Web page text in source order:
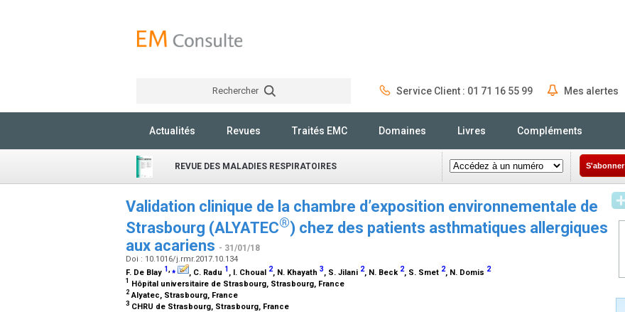
Rechercher Service Client : 01 71 16 55 99 Mes alertes
Actualités Revues Traités EMC Domaines Livres Compléments
REVUE DES MALADIES RESPIRATOIRES S'abonner
Validation clinique de la chambre d’exposition environnementale de
Strasbourg (ALYATEC®) chez des patients asthmatiques allergiques
aux acariens - 31/01/18
Doi : 10.1016/j.rmr.2017.10.134
F. De Blay 1 ,⁎ , C. Radu 1 , I. Choual 2, N. Khayath 3, S. Jilani 2, N. Beck 2, S. Smet 2, N. Domis 2
1 Hôpital universitaire de Strasbourg, Strasbourg, France
2 Alyatec, Strasbourg, France
3 CHRU de Strasbourg, Strasbourg, France